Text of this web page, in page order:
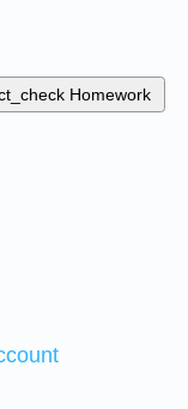
Homework